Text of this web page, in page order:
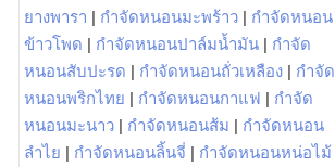
ยางพารา | กำจัดหนอนมะพร้าว | กำจัดหนอน
ข้าวโพด | กำจัดหนอนปาล์มน้ำมัน | กำจัด
หนอนสับปะรด | กำจัดหนอนถั่วเหลือง | กำจัด
หนอนพริกไทย | กำจัดหนอนกาแฟ | กำจัด
หนอนมะนาว | กำจัดหนอนส้ม | กำจัดหนอน
ลำไย | กำจัดหนอนลิ้นจี่ | กำจัดหนอนหน่อไม้